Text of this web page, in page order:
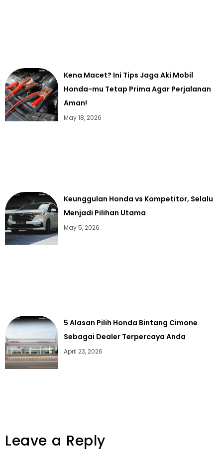
Kena Macet? Ini Tips Jaga Aki Mobil
Honda-mu Tetap Prima Agar Perjalanan
Aman!
May 18, 2026
Keunggulan Honda vs Kompetitor, Selalu
Menjadi Pilihan Utama
May 5, 2026
5 Alasan Pilih Honda Bintang Cimone
Sebagai Dealer Terpercaya Anda
April 23, 2026
Leave a Reply